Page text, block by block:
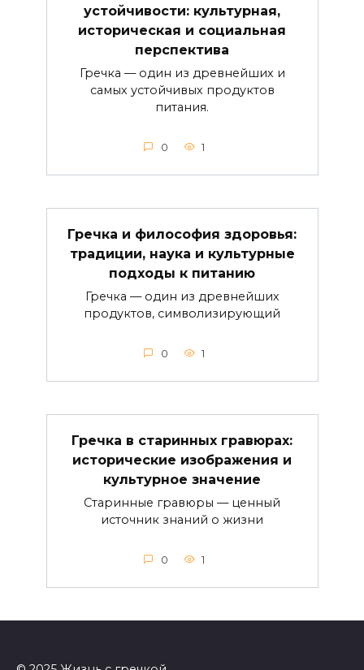
устойчивости: культурная,
историческая и социальная
перспектива
Гречка — один из древнейших и
самых устойчивых продуктов
питания.
0 1
Гречка и философия здоровья:
традиции, наука и культурные
подходы к питанию
Гречка — один из древнейших
продуктов, символизирующий
0 1
Гречка в старинных гравюрах:
исторические изображения и
культурное значение
Старинные гравюры — ценный
источник знаний о жизни
0 1